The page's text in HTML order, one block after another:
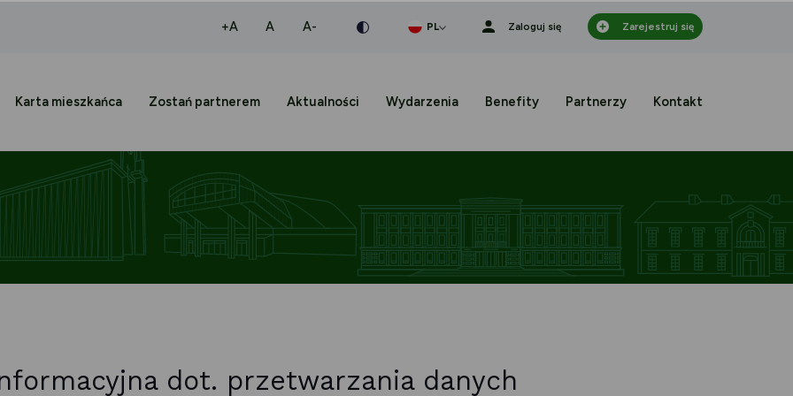
+Awiększa czcionka
Anormalna czcionka
A-mniejsza czcionka PL Zaloguj się Zarejestruj się
Karta mieszkańca Zostań partnerem Aktualności Wydarzenia Benefity Partnerzy Kontakt
dot. przetwarzania danych